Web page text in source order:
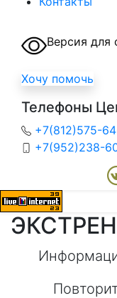
Версия для
Хочу помочь
Телефоны
+7(812)575-
+7(952)238-